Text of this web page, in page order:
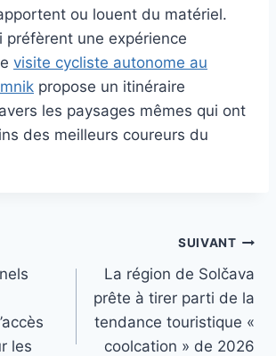
ou louent du matériel.
préfèrent une expérience
visite cycliste autonome au
propose un itinéraire
les paysages mêmes qui ont
des meilleurs coureurs du
les
SUIVANT
La région de Solčava
prête à tirer parti de la
tendance touristique «
coolcation » de 2026